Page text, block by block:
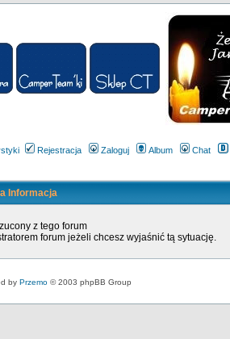
Rejestracja Zaloguj Album Chat
Informacja
z tego forum
forum jeżeli chcesz wyjaśnić tą sytuację.
by Przemo © 2003 phpBB Group